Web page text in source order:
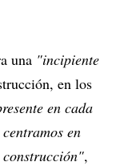
una "incipiente
en los
en cada
en
construcción",